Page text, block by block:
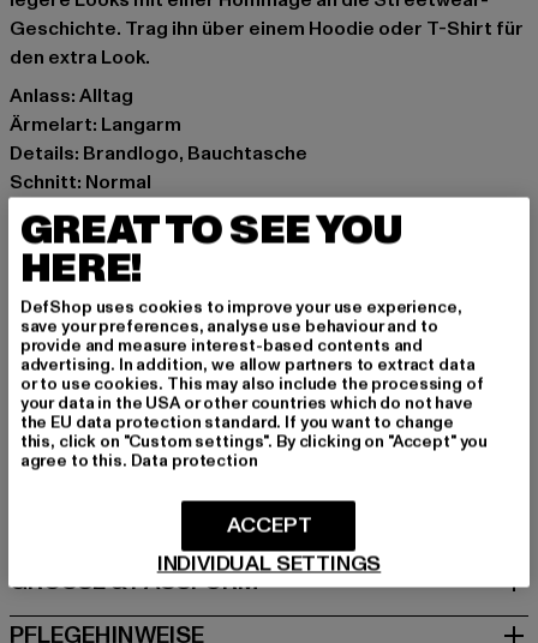
Geschichte. Trag ihn über einem Hoodie oder T-Shirt für
den extra Look.
Anlass: Alltag
Ärmelart: Langarm
Details: Brandlogo, Bauchtasche
Schnitt: Normal
Marke: Karl Kani
Kat.: Windbreaker
Farbe: schwarz, weiß, olive
Hersteller Farbe: olive/blk/wht
Materialzusammensetzung: 100% Polyamid, 100%
Polyester
Art.Nr: 6084161-01383
Hersteller: Urban Styles Agency GmbH & Co. KG |
agentur@urbanstylesagency.com
Schanzenstraße 41 | 51063 Köln | DE
GRÖSSE & PASSFORM
PFLEGEHINWEISE
GREAT TO SEE YOU
HERE!
DefShop uses cookies to improve your use experience,
save your preferences, analyse use behaviour and to
provide and measure interest-based contents and
advertising. In addition, we allow partners to extract data
or to use cookies. This may also include the processing of
your data in the USA or other countries which do not have
the EU data protection standard. If you want to change
this, click on "Custom settings". By clicking on "Accept" you
agree to this. Data protection
INDIVIDUAL SETTINGS
ACCEPT